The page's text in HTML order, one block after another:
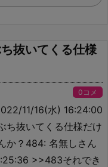
抜いてくる仕様
0コメ
11/16(水) 16:24:00
ち抜いてくる仕様だけ
か？484: 名無しさん
>>483それでき